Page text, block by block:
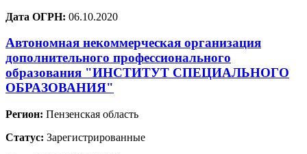
Дата ОГРН: 06.10.2020
Автономная некоммерческая организация
дополнительного профессионального
образования "ИНСТИТУТ СПЕЦИАЛЬНОГО
ОБРАЗОВАНИЯ"
Регион: Пензенская область
Статус: Зарегистрированные